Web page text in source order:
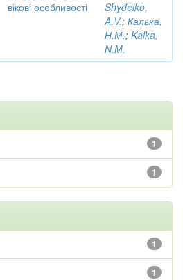
вікові особливості
Shydelko,
A.V.; Калька,
Н.М.; Kalka,
N.M.
1
1
1
1